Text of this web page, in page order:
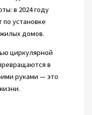
в 2024 году
по установке
домов.
циркулярной
в
руками — это